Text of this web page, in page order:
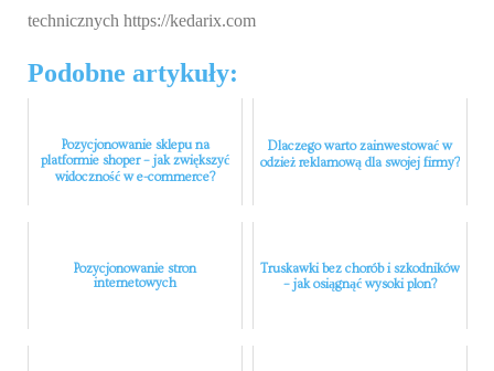
technicznych https://kedarix.com
Podobne artykuły:
Pozycjonowanie sklepu na
platformie shoper – jak zwiększyć
widoczność w e-commerce?
Dlaczego warto zainwestować w
odzież reklamową dla swojej firmy?
Pozycjonowanie stron
internetowych
Truskawki bez chorób i szkodników
– jak osiągnąć wysoki plon?